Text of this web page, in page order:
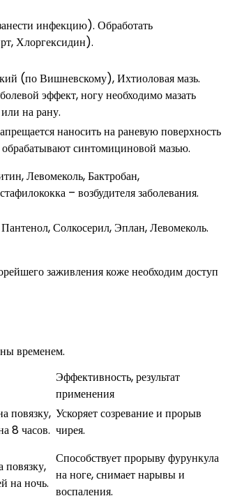
инфекцию). Обработать
Хлоргексидин).
(по Вишневскому), Ихтиоловая мазь.
эффект, ногу необходимо мазать
на рану.
наносить на раневую поверхность
синтомициновой мазью.
Левомеколь, Бактробан,
– возбудителя заболевания.
Солкосерил, Эплан, Левомеколь.
заживления коже необходим доступ
временем.
Эффективность, результат
применения
повязку,
8 часов.
Ускоряет созревание и прорыв
чирея.
на ночь.
Способствует прорыву фурункула
на ноге, снимает нарывы и
воспаления.